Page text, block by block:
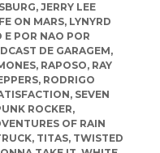
, JERRY LEE
ON MARS, LYNYRD
E POR NAO POR
DE GARAGEM,
, RAPOSO, RAY
, RODRIGO
, SEVEN
ROCKER,
OF RAIN
, TITAS, TWISTED